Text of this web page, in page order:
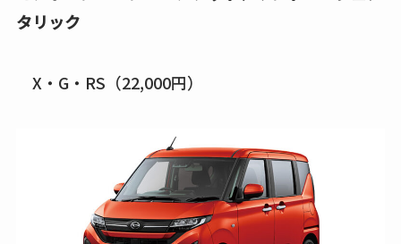
タリック
X・G・RS（22,000円）